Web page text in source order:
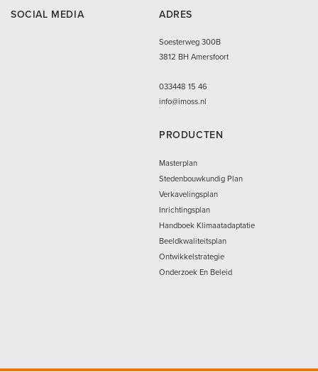
SOCIAL MEDIA
PRODUCTEN
Masterplan
Stedenbouwkundig Plan
Verkavelingsplan
Inrichtingsplan
Handboek Klimaatadaptatie
Beeldkwaliteitsplan
Ontwikkelstrategie
Onderzoek En Beleid
ADRES
Soesterweg 300B
3812 BH Amersfoort
033448 15 46
info@imoss.nl